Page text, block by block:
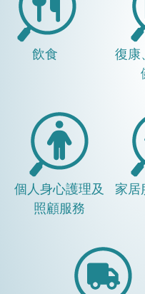
飲食
復康
個人身心護理及
照顧服務
家居